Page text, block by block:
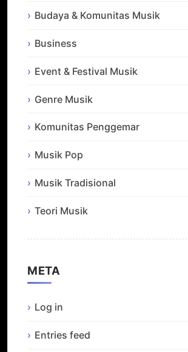
Budaya & Komunitas Musik
Business
Event & Festival Musik
Genre Musik
Komunitas Penggemar
Musik Pop
Musik Tradisional
Teori Musik
META
Log in
Entries feed